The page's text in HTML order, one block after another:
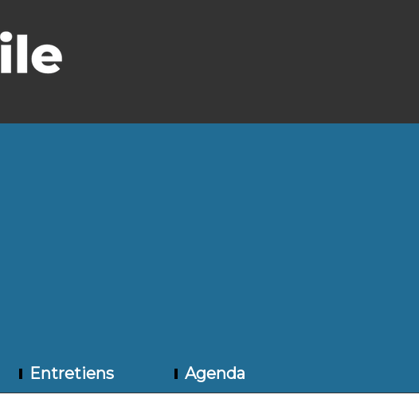
Entretiens Agenda